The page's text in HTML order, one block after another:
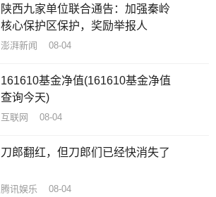
陕西九家单位联合通告：加强秦岭
核心保护区保护，奖励举报人
澎湃新闻 08-04
161610基金净值(161610基金净值
查询今天)
互联网 08-04
刀郎翻红，但刀郎们已经快消失了
腾讯娱乐 08-04